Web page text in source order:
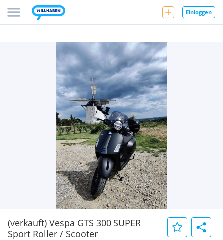
Einloggen
(verkauft) Vespa GTS 300 SUPER
Sport Roller / Scooter